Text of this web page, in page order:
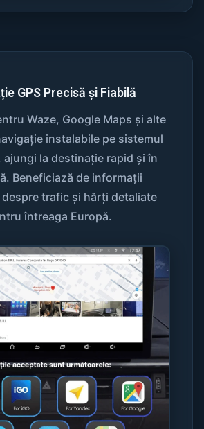
GPS Precisă și Fiabilă
Waze, Google Maps și alte
instalabile pe sistemul
ajungi la destinație rapid și în
Beneficiază de informații
trafic și hărți detaliate
întreaga Europă.